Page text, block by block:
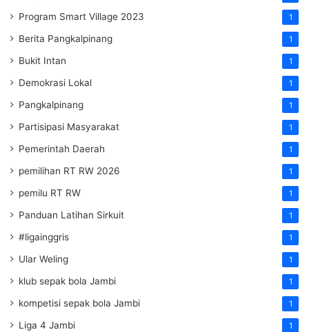
Program Smart Village 2023 1
Berita Pangkalpinang 1
Bukit Intan 1
Demokrasi Lokal 1
Pangkalpinang 1
Partisipasi Masyarakat 1
Pemerintah Daerah 1
pemilihan RT RW 2026 1
pemilu RT RW 1
Panduan Latihan Sirkuit 1
#ligainggris 1
Ular Weling 1
klub sepak bola Jambi 1
kompetisi sepak bola Jambi 1
Liga 4 Jambi 1